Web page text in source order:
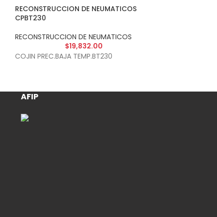
RECONSTRUCCION DE NEUMATICOS
CPBT230
RECONSTRUCCION DE NEUMATICOS
$19,832.00
COJIN PREC.BAJA TEMP.BT230
AFIP